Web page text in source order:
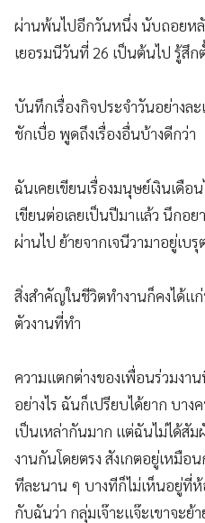
ผ่านพ้นไปอีกวันหนึ่ง นับถอยห
เยอรมนีวันที่ 26 เป็นต้นไป รู้สึก
บันทึกเรื่องกิจประจำวันอย่างล
ชักเบื่อ พูดถึงเรื่องอื่นบ้างดีกว่า
ฉันเคยเขียนเรื่องมนุษย์เงินเดือ
เขียนต่อเลยเป็นปีมาแล้ว นึกอย
ผ่านไป ย้ายจากเจนีวามาอยู่เบ
สิ่งสำคัญในชีวิตทำงานก็คงได้แ
ตัวงานที่ทำ
ความแตกต่างของเพื่อนร่วมงา
อย่างไร ฉันก็เปรียบได้ยาก บา
เป็นเหล่ากันมาก แต่ฉันไม่ได้สัม
งานกันโดยตรง สังเกตอยู่เหมื
ทีละนาน ๆ บางทีก็ไม่เห็นอยู่ที่
กับฉันว่า กลุ่มเจ๊าะแจ๊ะเขาจะย้